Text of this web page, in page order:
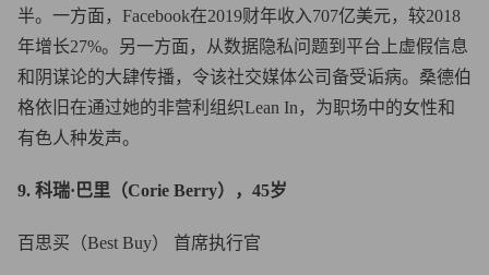
半。一方面，Facebook在2019财年收入707亿美元，较2018
年增长27%。另一方面，从数据隐私问题到平台上虚假信息
和阴谋论的大肆传播，令该社交媒体公司备受诟病。桑德伯
格依旧在通过她的非营利组织Lean In，为职场中的女性和
有色人种发声。
9. 科瑞·巴里（Corie Berry），45岁
百思买（Best Buy） 首席执行官